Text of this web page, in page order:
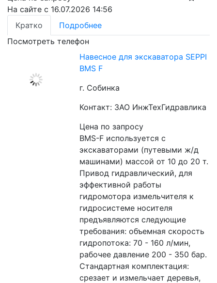
На сайте с 16.07.2026 14:56
Кратко
Подробнее
Посмотреть телефон
Навесное для экскаватора SEPPI
BMS F
г. Собинка
Контакт: ЗАО ИнжТехГидравлика
Цена по запросу
BMS-F используется c
экскаваторами (путевыми ж/д
машинами) массой от 10 до 20 т.
Привод гидравлический, для
эффективной работы
гидромотора измельчителя к
гидросистеме носителя
предъявляются следующие
требования: объемная скорость
гидропотока: 70 - 160 л/мин,
рабочее давление 200 - 350 бар.
Стандартная комплектация:
срезает и измельчает деревья,